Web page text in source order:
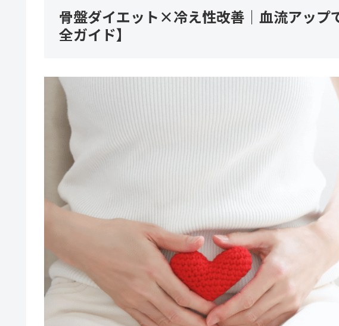
骨盤ダイエット×冷え性改善｜血流アップ
全ガイド】